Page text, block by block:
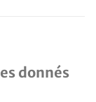
donnés